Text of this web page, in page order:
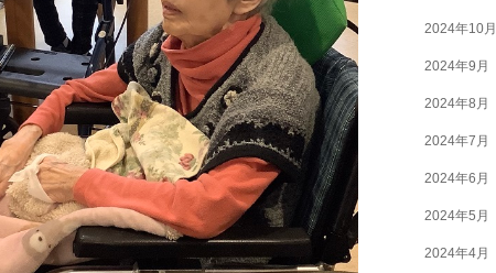
2024年10月
2024年9月
2024年8月
2024年7月
2024年6月
2024年5月
2024年4月